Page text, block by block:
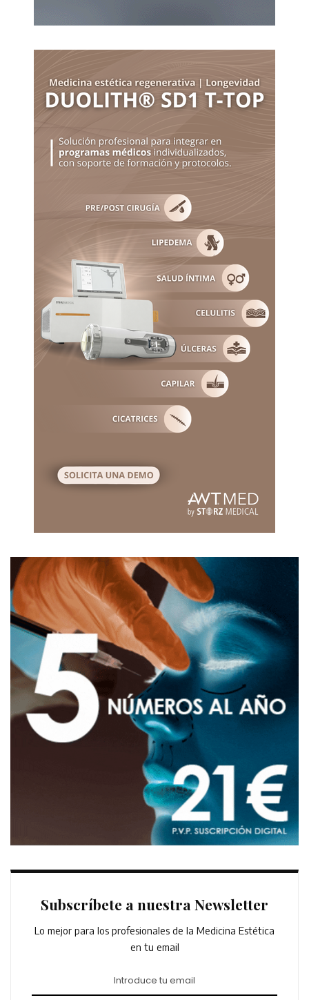
Subscríbete a nuestra Newsletter
Lo mejor para los profesionales de la Medicina Estética
en tu email